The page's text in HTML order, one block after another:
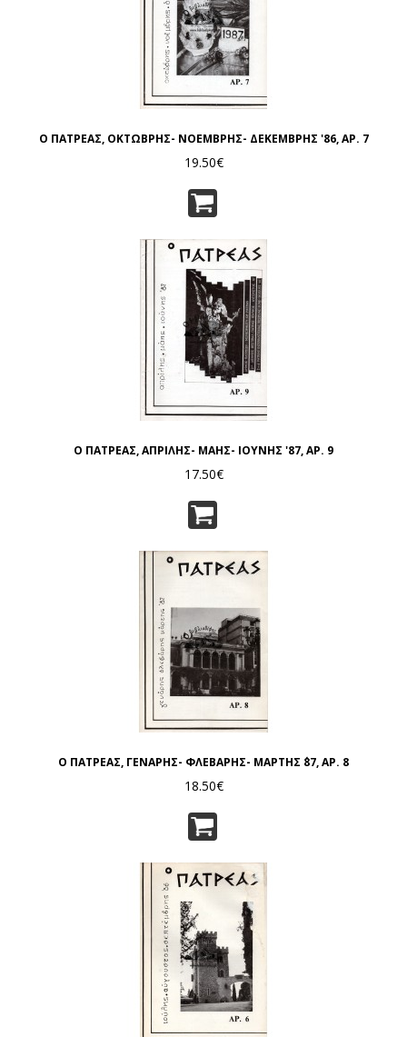
Ο ΠΑΤΡΕΑΣ, ΟΚΤΩΒΡΗΣ- ΝΟΕΜΒΡΗΣ- ΔΕΚΕΜΒΡΗΣ '86, ΑΡ. 7
19.50€
Ο ΠΑΤΡΕΑΣ, ΑΠΡΙΛΗΣ- ΜΑΗΣ- ΙΟΥΝΗΣ '87, ΑΡ. 9
17.50€
Ο ΠΑΤΡΕΑΣ, ΓΕΝΑΡΗΣ- ΦΛΕΒΑΡΗΣ- ΜΑΡΤΗΣ ΄87, ΑΡ. 8
18.50€